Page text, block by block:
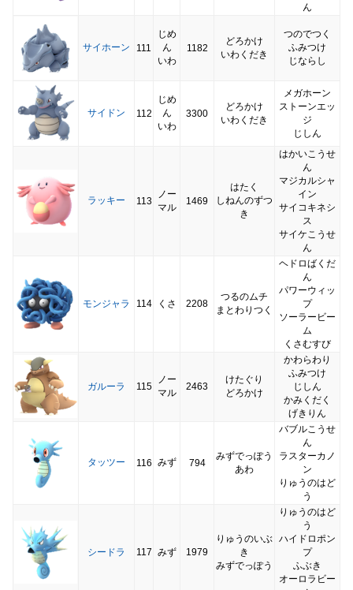
ん
サイホーン 111
じめ
ん
いわ
1182
どろかけ
いわくだき
つのでつく
ふみつけ
じならし
サイドン 112
じめ
ん
いわ
3300
どろかけ
いわくだき
メガホーン
ストーンエッ
ジ
じしん
ラッキー 113
ノー
マル
1469
はたく
しねんのずつ
き
はかいこうせ
ん
マジカルシャ
イン
サイコキネシ
ス
サイケこうせ
ん
モンジャラ 114 くさ 2208
つるのムチ
まとわりつく
ヘドロばくだ
ん
パワーウィッ
プ
ソーラービー
ム
くさむすび
ガルーラ 115
ノー
マル
2463
けたぐり
どろかけ
かわらわり
ふみつけ
じしん
かみくだく
げきりん
タッツー 116 みず 794
みずでっぽう
あわ
バブルこうせ
ん
ラスターカノ
ン
りゅうのはど
う
シードラ 117 みず 1979
りゅうのいぶ
き
みずでっぽう
りゅうのはど
う
ハイドロポン
プ
ふぶき
オーロラビー